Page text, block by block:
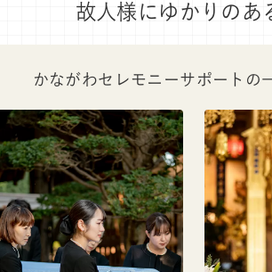
故人様にゆかりのあ
かながわセレモニーサポートの